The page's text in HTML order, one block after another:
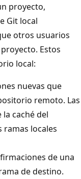
proyecto,
Git local
otros usuarios
Estos
local:
nuevas que
remoto. Las
caché del
ramas locales
de una
de destino.